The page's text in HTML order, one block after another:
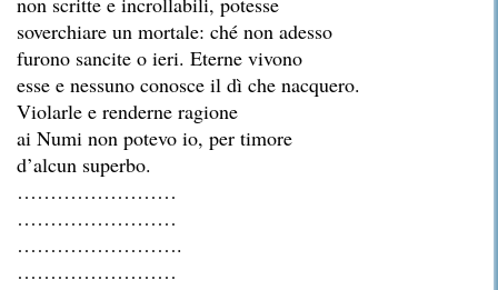
soverchiare un mortale: ché non adesso
furono sancite o ieri. Eterne vivono
esse e nessuno conosce il dì che nacquero.
Violarle e renderne ragione
ai Numi non potevo io, per timore
d’alcun superbo.
……………………
……………………
…………………….
……………………